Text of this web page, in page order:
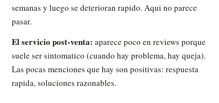
semanas y luego se deterioran rapido. Aqui no parece
pasar.
El servicio post-venta: aparece poco en reviews porque
suele ser sintomatico (cuando hay problema, hay queja).
Las pocas menciones que hay son positivas: respuesta
rapida, soluciones razonables.